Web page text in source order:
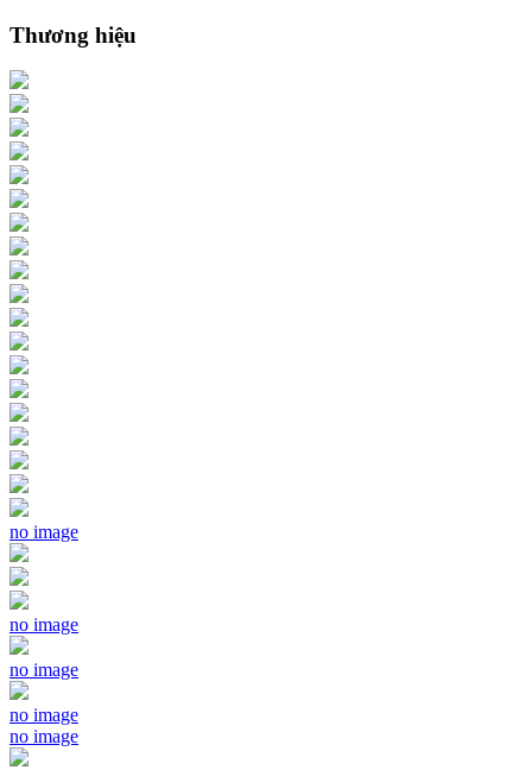
Thương hiệu
no image
no image
no image
no image
no image